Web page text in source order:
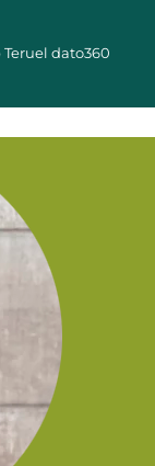
dato360